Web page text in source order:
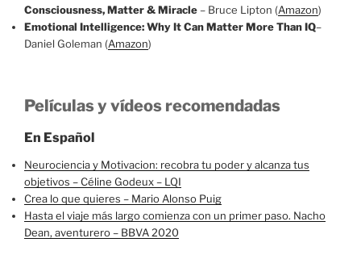
Consciousness, Matter & Miracle– Bruce Lipton (Amazon)
Emotional Intelligence: Why It Can Matter More Than IQ–
Daniel Goleman (Amazon)
Películas y vídeos recomendadas
En Español
Neurociencia y Motivacion: recobra tu poder y alcanza tus
objetivos – Céline Godeux – LQI
Crea lo que quieres – Mario Alonso Puig
Hasta el viaje más largo comienza con un primer paso. Nacho
Dean, aventurero – BBVA 2020